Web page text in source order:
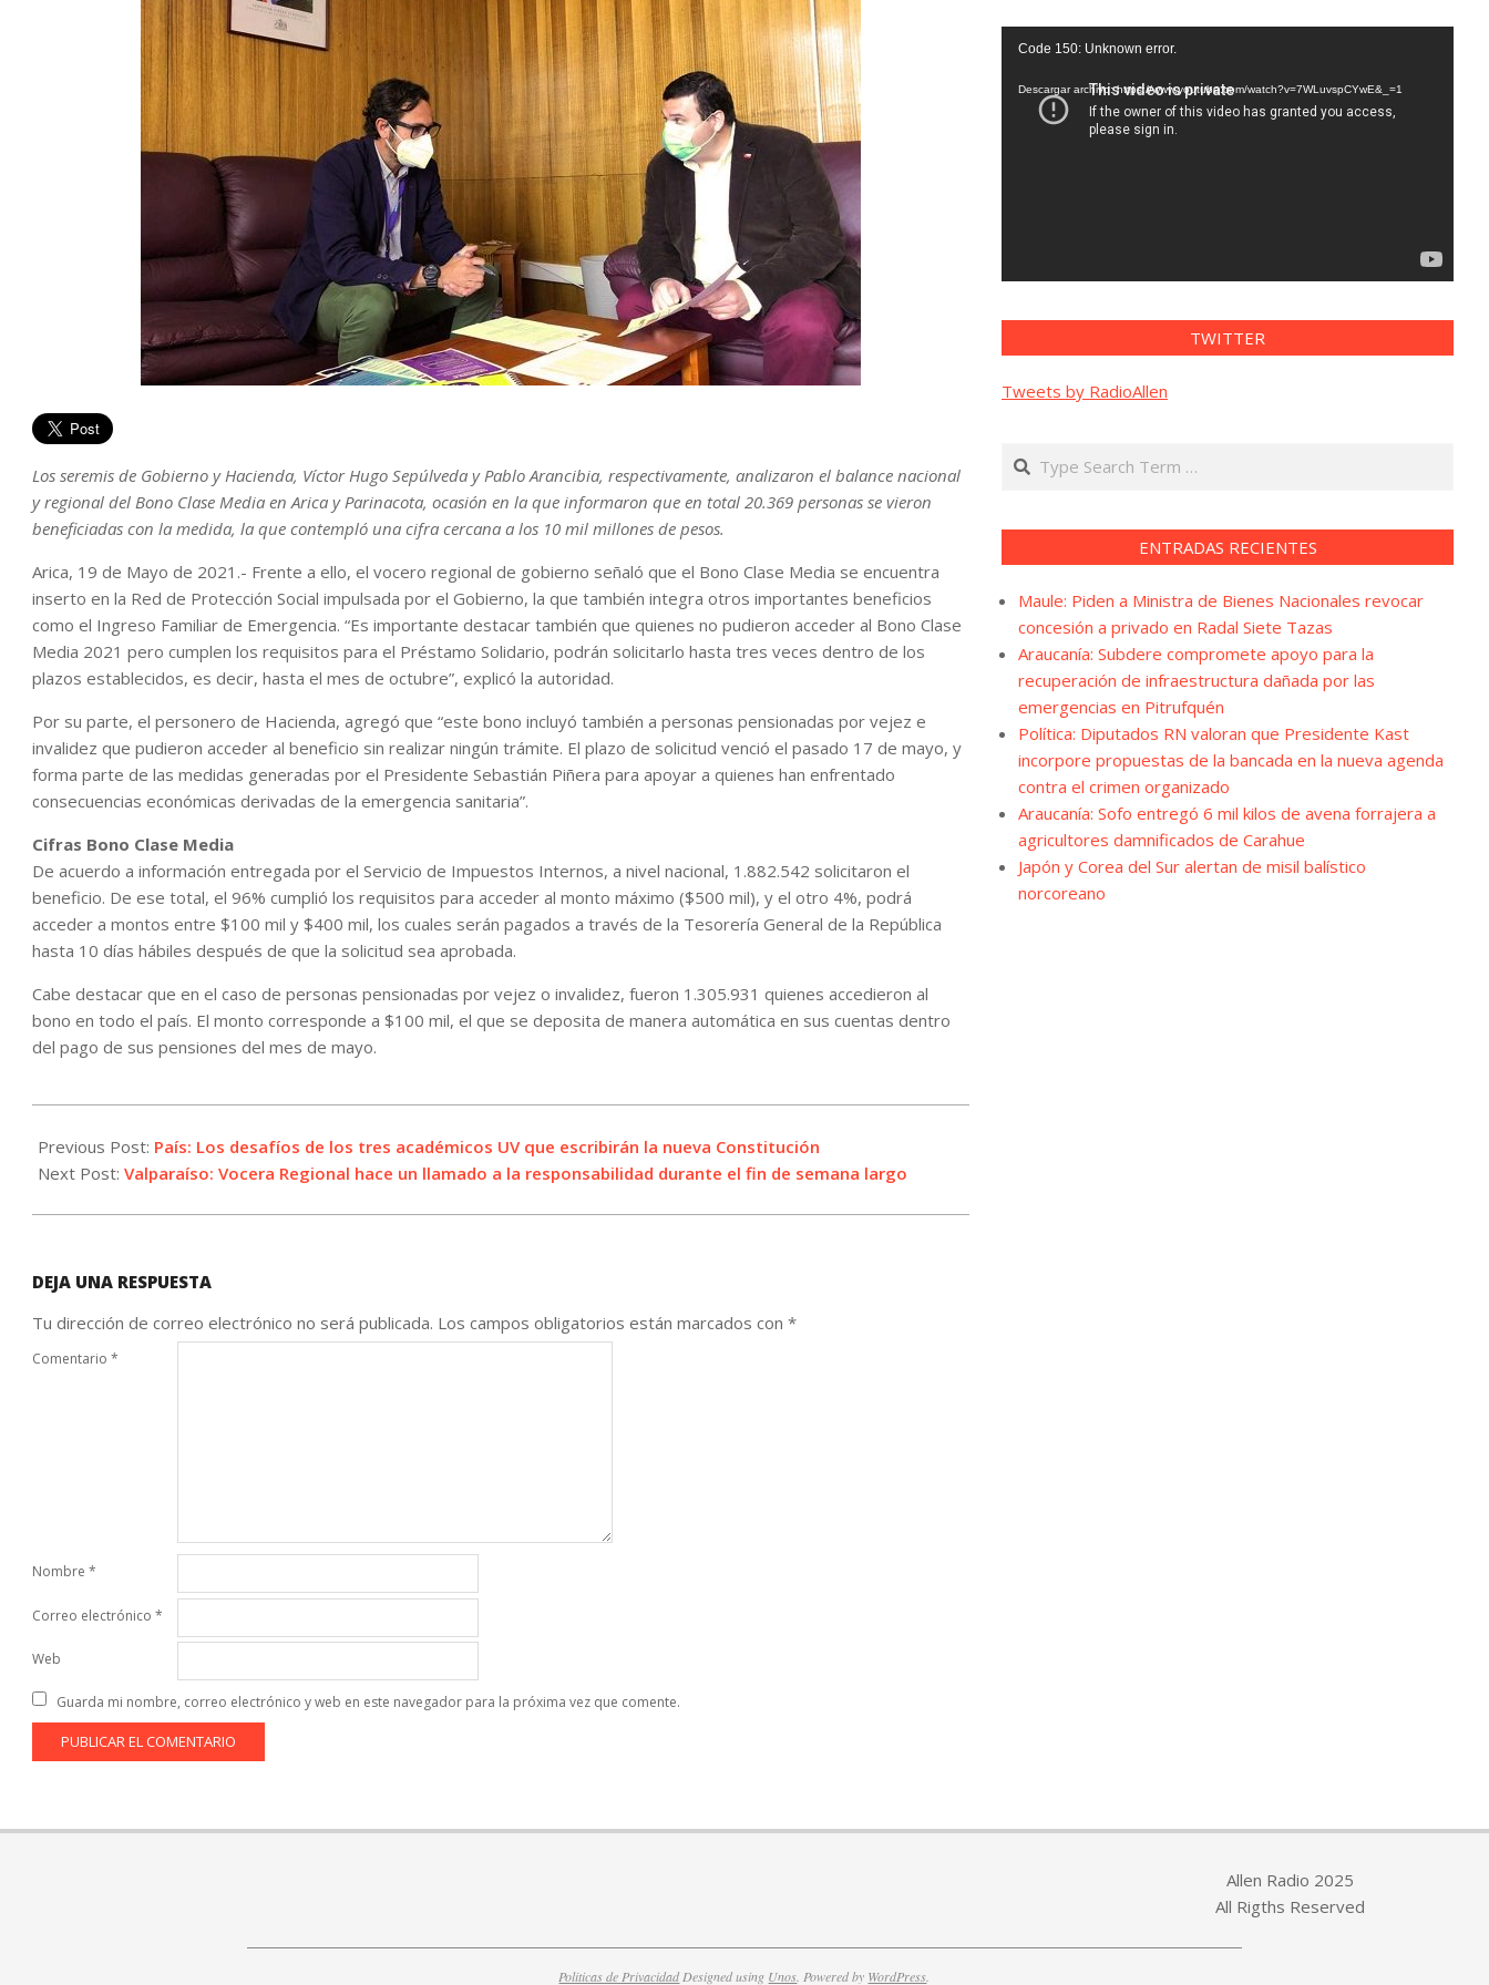
Los seremis de Gobierno y Hacienda, Víctor Hugo Sepúlveda y Pablo Arancibia, respectivamente, analizaron el balance nacional
y regional del Bono Clase Media en Arica y Parinacota, ocasión en la que informaron que en total 20.369 personas se vieron
beneficiadas con la medida, la que contempló una cifra cercana a los 10 mil millones de pesos.
Arica, 19 de Mayo de 2021.- Frente a ello, el vocero regional de gobierno señaló que el Bono Clase Media se encuentra
inserto en la Red de Protección Social impulsada por el Gobierno, la que también integra otros importantes beneficios
como el Ingreso Familiar de Emergencia. “Es importante destacar también que quienes no pudieron acceder al Bono Clase
Media 2021 pero cumplen los requisitos para el Préstamo Solidario, podrán solicitarlo hasta tres veces dentro de los
plazos establecidos, es decir, hasta el mes de octubre”, explicó la autoridad.
Por su parte, el personero de Hacienda, agregó que “este bono incluyó también a personas pensionadas por vejez e
invalidez que pudieron acceder al beneficio sin realizar ningún trámite. El plazo de solicitud venció el pasado 17 de mayo, y
forma parte de las medidas generadas por el Presidente Sebastián Piñera para apoyar a quienes han enfrentado
consecuencias económicas derivadas de la emergencia sanitaria”.
Cifras Bono Clase Media
De acuerdo a información entregada por el Servicio de Impuestos Internos, a nivel nacional, 1.882.542 solicitaron el
beneficio. De ese total, el 96% cumplió los requisitos para acceder al monto máximo ($500 mil), y el otro 4%, podrá
acceder a montos entre $100 mil y $400 mil, los cuales serán pagados a través de la Tesorería General de la República
hasta 10 días hábiles después de que la solicitud sea aprobada.
Cabe destacar que en el caso de personas pensionadas por vejez o invalidez, fueron 1.305.931 quienes accedieron al
bono en todo el país. El monto corresponde a $100 mil, el que se deposita de manera automática en sus cuentas dentro
del pago de sus pensiones del mes de mayo.
05-
19
Previous Post: País: Los desafíos de los tres académicos UV que escribirán la nueva Constitución
Next Post: Valparaíso: Vocera Regional hace un llamado a la responsabilidad durante el fin de semana largo
DEJA UNA RESPUESTA
Tu dirección de correo electrónico no será publicada. Los campos obligatorios están marcados con *
Comentario *
Nombre *
Correo electrónico *
Web
Guarda mi nombre, correo electrónico y web en este navegador para la próxima vez que comente.
Reproductor
vídeo
Code 150: Unknown error.
Descargar archivo: https://www.youtube.com/watch?v=7WLuvspCYwE&_=1
TWITTER
Tweets by RadioAllen
Search
ENTRADAS RECIENTES
Maule: Piden a Ministra de Bienes Nacionales revocar
concesión a privado en Radal Siete Tazas
Araucanía: Subdere compromete apoyo para la
recuperación de infraestructura dañada por las
emergencias en Pitrufquén
Política: Diputados RN valoran que Presidente Kast
incorpore propuestas de la bancada en la nueva agenda
contra el crimen organizado
Araucanía: Sofo entregó 6 mil kilos de avena forrajera a
agricultores damnificados de Carahue
Japón y Corea del Sur alertan de misil balístico
norcoreano
Allen Radio 2025
All Rigths Reserved
Politicas de Privacidad Designed using Unos . Powered by WordPress